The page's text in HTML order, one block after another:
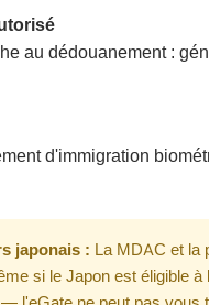
au dédouanement :
japonais : La MDAC et la
si le Japon est éligible